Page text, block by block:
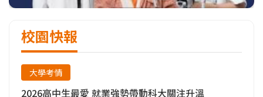
校園快報
大學考情
2026高中生最愛 就業強勢帶動科大關注升溫